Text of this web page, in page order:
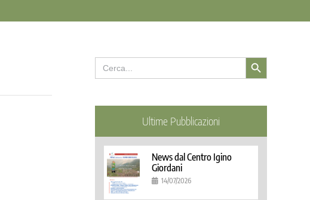
Search
for:
Search Button
Ultime Pubblicazioni
News dal Centro Igino
Giordani
14/07/2026